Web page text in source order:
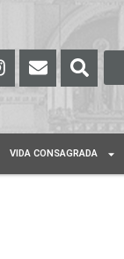
VIDA CONSAGRADA